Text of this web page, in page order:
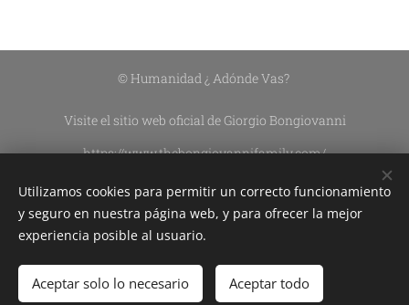
© Humanidad ¿ Adónde Vas?
Visite el sitio web oficial de Giorgio Bongiovanni
https://www.thebongiovannifamily.com/
Asociación Civil Sin Fines De Lucro DEL CIELO A LA TIERRA
Edición de contenidos:
Cookies
Utilizamos cookies para permitir un correcto funcionamiento
y seguro en nuestra página web, y para ofrecer la mejor
experiencia posible al usuario.
Aceptar solo lo necesario Aceptar todo